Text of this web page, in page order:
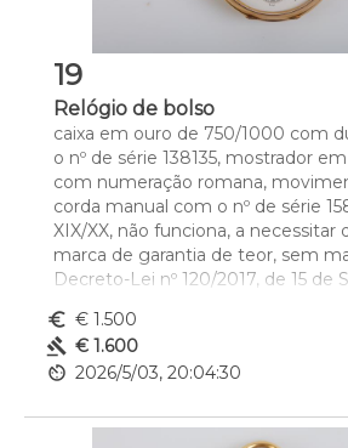
19
Relógio de bolso
caixa em ouro de 750/1000 com
o nº de série 138135, mostrador
com numeração romana,
corda manual com o nº de série
XIX/XX, não funciona, a necessitar
marca de garantia de teor, sem
Decreto-Lei nº 120/2017, de 15 de
Dim. - 4,6 cm
Peso - (bruto) 72,5 g.
euro_symbol € 1.500
gavel € 1.600
av_timer 2026/5/03, 20:04:30